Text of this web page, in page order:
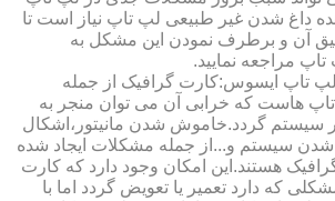
داغ شدن غیر طبیعی لپ تاپ نیاز است تا
آن و برطرف نمودن این مشکل به
مراجعه نمایید.
تاپ ایسوس:کارت گرافیک از جمله
هاست که خرابی آن می توان منجر به
سیستم گردد.خاموش شدن مانیتور،اشکال
شدن سیستم و...از جمله مشکلات ایجاد شده
هستند.این امکان وجود دارد که کارت
که دارد تعمیر یا تعویض گردد اما با